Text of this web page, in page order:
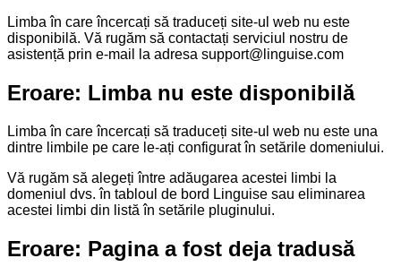
Limba în care încercați să traduceți site-ul web nu este
disponibilă. Vă rugăm să contactați serviciul nostru de
asistență prin e-mail la adresa support@linguise.com
Eroare: Limba nu este disponibilă
Limba în care încercați să traduceți site-ul web nu este una
dintre limbile pe care le-ați configurat în setările domeniului.
Vă rugăm să alegeți între adăugarea acestei limbi la
domeniul dvs. în tabloul de bord Linguise sau eliminarea
acestei limbi din listă în setările pluginului.
Eroare: Pagina a fost deja tradusă